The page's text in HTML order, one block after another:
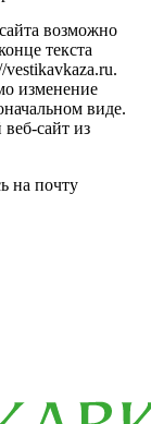
возможно
текста
vestikavkaza.ru.
изменение
виде.
сайт из
на почту